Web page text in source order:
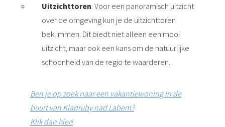
Uitzichttoren: Voor een panoramisch uitzicht
over de omgeving kun je de uitzichttoren
beklimmen. Dit biedt niet alleen een mooi
uitzicht, maar ook een kans om de natuurlijke
schoonheid van de regio te waarderen.
Ben je op zoek naar een vakantiewoning in de
buurt van Kladruby nad Labem?
Klik dan hier!